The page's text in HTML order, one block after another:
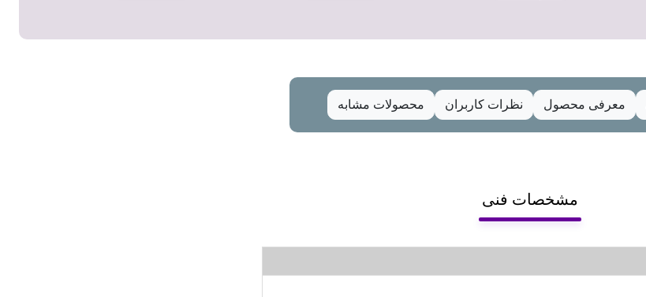
معرفی محصول نظرات کاربران محصولات مشابه
مشخصات فنی